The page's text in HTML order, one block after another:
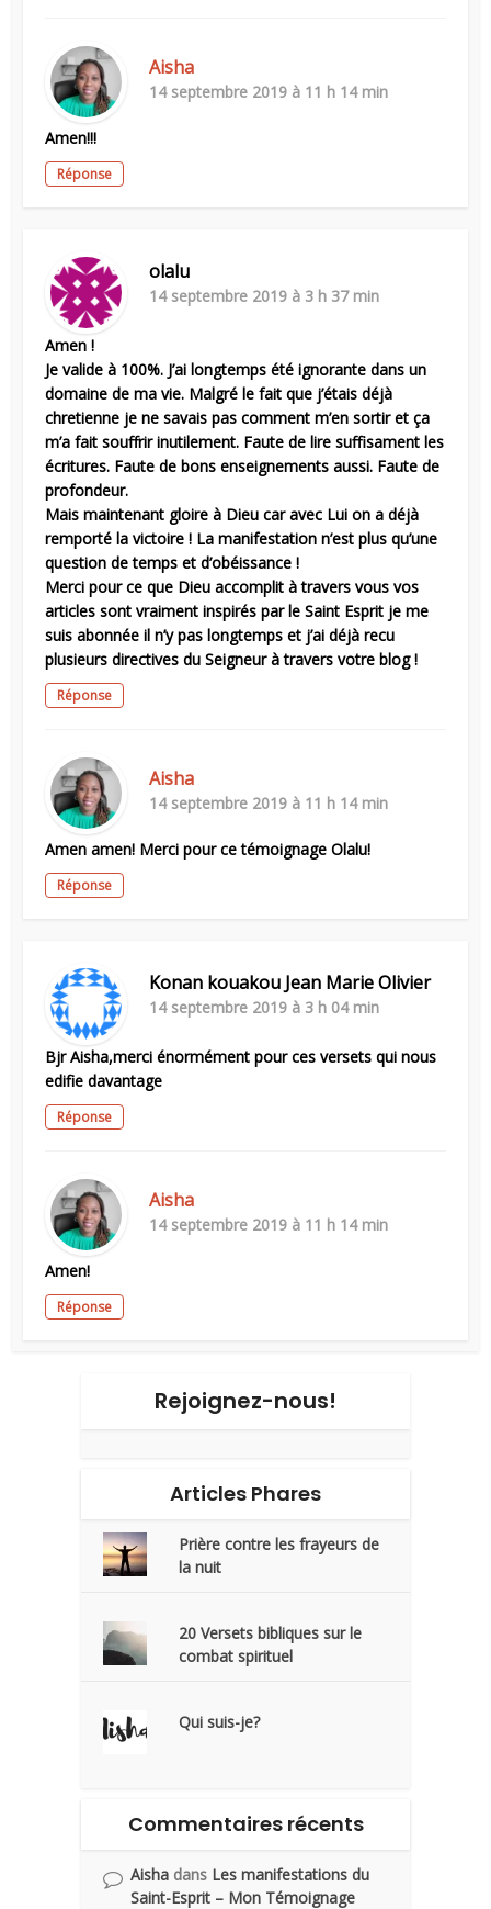
Aisha
14 septembre 2019 à 11 h 14 min
Amen!!!
Réponse
olalu
14 septembre 2019 à 3 h 37 min
Amen !
Je valide à 100%. J’ai longtemps été ignorante dans un
domaine de ma vie. Malgré le fait que j’étais déjà
chretienne je ne savais pas comment m’en sortir et ça
m’a fait souffrir inutilement. Faute de lire suffisament les
écritures. Faute de bons enseignements aussi. Faute de
profondeur.
Mais maintenant gloire à Dieu car avec Lui on a déjà
remporté la victoire ! La manifestation n’est plus qu’une
question de temps et d’obéissance !
Merci pour ce que Dieu accomplit à travers vous vos
articles sont vraiment inspirés par le Saint Esprit je me
suis abonnée il n’y pas longtemps et j’ai déjà recu
plusieurs directives du Seigneur à travers votre blog !
Réponse
Aisha
14 septembre 2019 à 11 h 14 min
Amen amen! Merci pour ce témoignage Olalu!
Réponse
Konan kouakou Jean Marie Olivier
14 septembre 2019 à 3 h 04 min
Bjr Aisha,merci énormément pour ces versets qui nous
edifie davantage
Réponse
Aisha
14 septembre 2019 à 11 h 14 min
Amen!
Réponse
Rejoignez-nous!
Articles Phares
Prière contre les frayeurs de
la nuit
20 Versets bibliques sur le
combat spirituel
Qui suis-je?
Commentaires récents
Aisha dans Les manifestations du
Saint-Esprit – Mon Témoignage